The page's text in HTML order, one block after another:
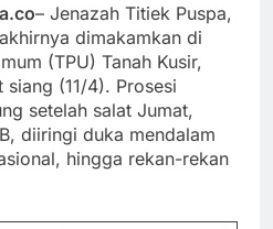
– Jenazah Titiek Puspa,
dimakamkan di
(TPU) Tanah Kusir,
(11/4). Prosesi
setelah salat Jumat,
diiringi duka mendalam
hingga rekan-rekan